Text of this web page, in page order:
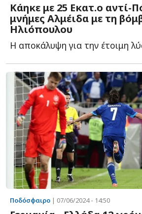
Κάηκε με 25 Εκατ.ο αντί-
μνήμες Αλμέιδα με τη
Ηλιόπουλου
Ποδόσφαιρο | 07/06/2024 - 14:50